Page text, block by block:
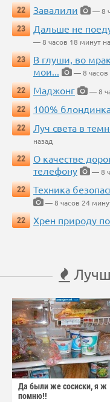
22
Завалили
— 8
23
Дальше не
— 8 часов 18 минут
23
В глуши, во
мои...
— 8 часов
22
Маджонг
— 8
22
100%
22
Луч света в
назад
22
О качестве
телефону
— 8
22
Техника
— 8 часов 24
22
Хрен природу
Да были же сосиски, я ж
помню!!